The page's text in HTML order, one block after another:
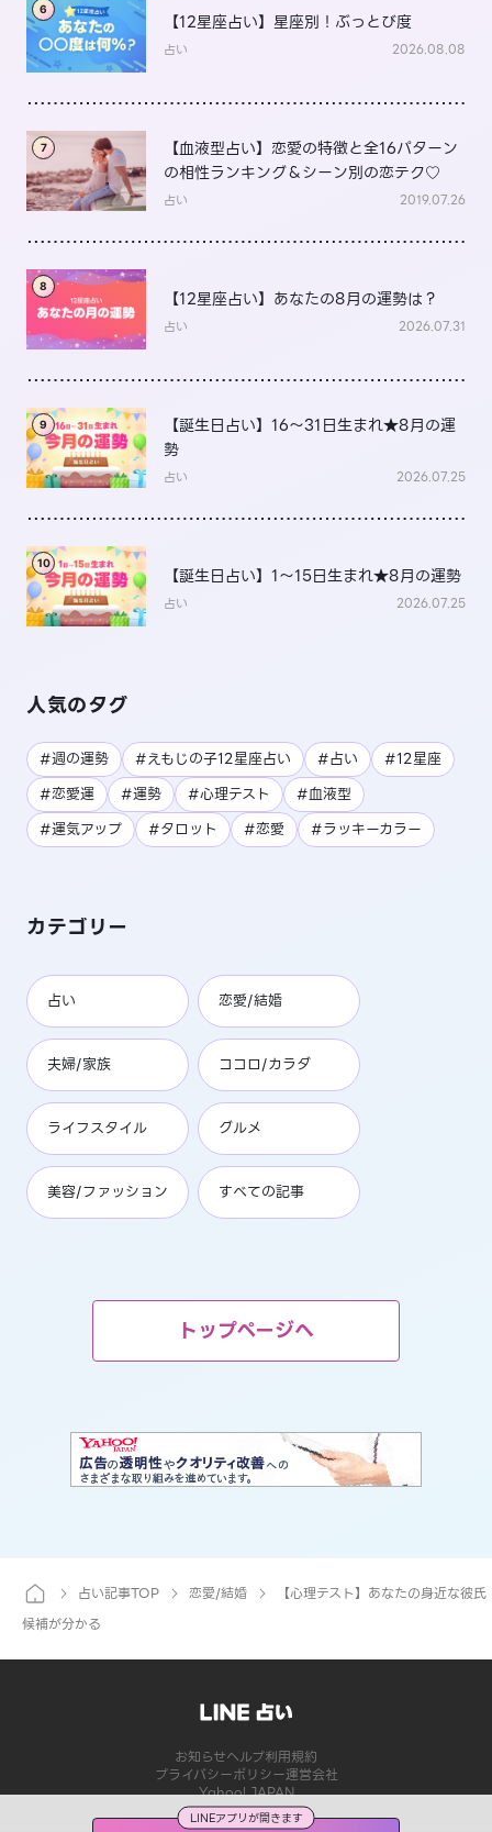
LINEアプリが開きます
6
【12星座占い】星座別！ぶっとび度
占い 2026.08.08
7
【血液型占い】恋愛の特徴と全16パターン
の相性ランキング＆シーン別の恋テク♡
占い 2019.07.26
8
【12星座占い】あなたの8月の運勢は？
占い 2026.07.31
9
【誕生日占い】16～31日生まれ★8月の運
勢
占い 2026.07.25
10
【誕生日占い】1～15日生まれ★8月の運勢
占い 2026.07.25
人気のタグ
#週の運勢 #えもじの子12星座占い #占い
#12星座
#恋愛運
#運勢 #心理テスト
#血液型
#運気アップ
#タロット #恋愛 #ラッキーカラー
カテゴリー
占い 恋愛/結婚
夫婦/家族 ココロ/カラダ
ライフスタイル グルメ
美容/ファッション すべての記事
トップページへ
占い記事TOP 恋愛/結婚
【心理テスト】あなたの身近な彼氏
候補が分かる
お知らせヘルプ利用規約
プライバシーポリシー運営会社
Yahoo! JAPAN